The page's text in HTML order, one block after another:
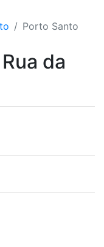
Porto Santo
da